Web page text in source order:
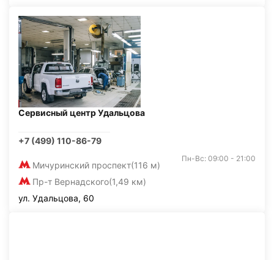
Сервисный центр Удальцова
+7 (499) 110-86-79
Мичуринский проспект(116 м)
Пр-т Вернадского(1,49 км)
Пн-Вс: 09:00 - 21:00
ул. Удальцова, 60